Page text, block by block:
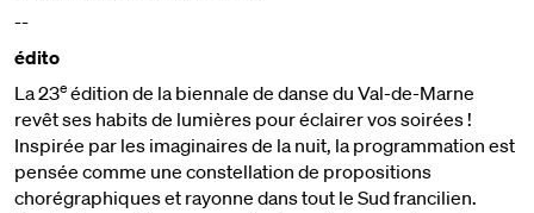
--
édito
La 23eédition de la biennale de danse du Val-de-Marne
revêt ses habits de lumières pour éclairer vos soirées !
Inspirée par les imaginaires de la nuit, la programmation est
pensée comme une constellation de propositions
chorégraphiques et rayonne dans tout le Sud francilien.